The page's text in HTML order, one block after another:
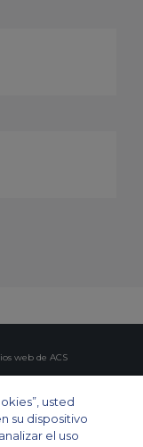
web de ACS
Guía de aviones
usted
su dispositivo
el uso